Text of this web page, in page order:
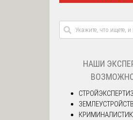
НАШИ